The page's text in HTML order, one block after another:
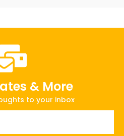
& More
to your inbox